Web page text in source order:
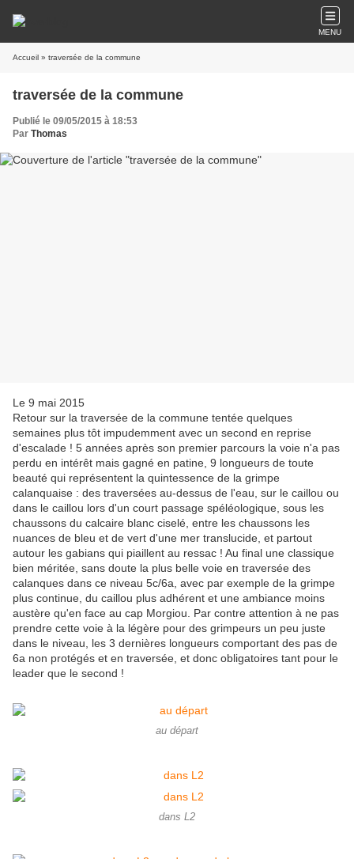
MENU
Accueil » traversée de la commune
traversée de la commune
Publié le 09/05/2015 à 18:53
Par Thomas
Le 9 mai 2015
Retour sur la traversée de la commune tentée quelques
semaines plus tôt impudemment avec un second en reprise
d'escalade ! 5 années après son premier parcours la voie n'a pas
perdu en intérêt mais gagné en patine, 9 longueurs de toute
beauté qui représentent la quintessence de la grimpe
calanquaise : des traversées au-dessus de l'eau, sur le caillou ou
dans le caillou lors d'un court passage spéléologique, sous les
chaussons du calcaire blanc ciselé, entre les chaussons les
nuances de bleu et de vert d'une mer translucide, et partout
autour les gabians qui piaillent au ressac ! Au final une classique
bien méritée, sans doute la plus belle voie en traversée des
calanques dans ce niveau 5c/6a, avec par exemple de la grimpe
plus continue, du caillou plus adhérent et une ambiance moins
austère qu'en face au cap Morgiou. Par contre attention à ne pas
prendre cette voie à la légère pour des grimpeurs un peu juste
dans le niveau, les 3 dernières longueurs comportant des pas de
6a non protégés et en traversée, et donc obligatoires tant pour le
leader que le second !
au départ
dans L2